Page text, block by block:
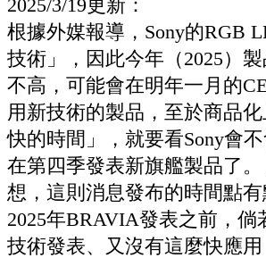
2025/3/19更新：
根據外媒報導，Sony的RGB
技術」，因此今年（2025）
不高，可能會在明年一月的
用新技術的製品，至於商品
快的時間」，就要看Sony會
在第四季發表新旗艦製品了
想，這則消息發布的時間點
2025年BRAVIA發表之前，倘
技術發表、又沒有這麼快應